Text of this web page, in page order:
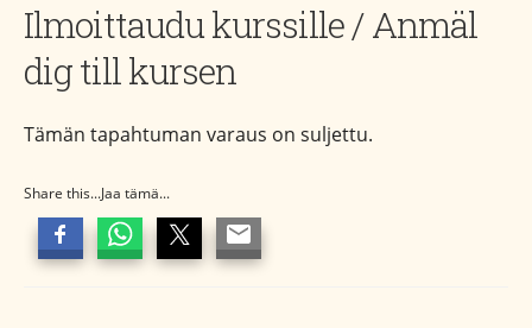
Ilmoittaudu kurssille / Anmäl
dig till kursen
Tämän tapahtuman varaus on suljettu.
Share this...Jaa tämä...